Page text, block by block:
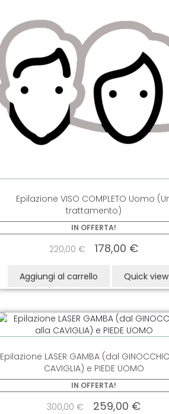
Epilazione VISO COMPLETO Uomo
trattamento)
IN OFFERTA!
220,00 € 178,00 €
Aggiungi al carrello Quick view
Epilazione LASER GAMBA (dal
CAVIGLIA) e PIEDE UOMO
IN OFFERTA!
300,00 € 259,00 €